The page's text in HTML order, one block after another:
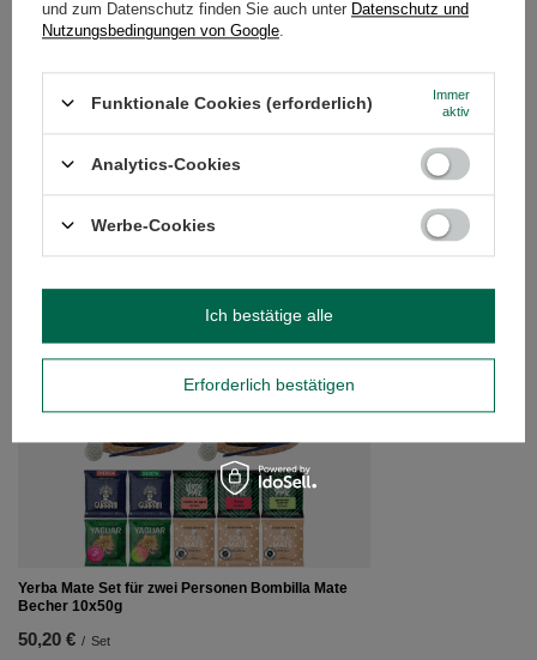
KUNDENREZENSIONEN
Brauchen Sie Hilfe? Haben Sie Fragen?
umgehend antworten und die
Stelle eine Frage
EMPFOHLENE PRODUKTE
Yerba Mate Set für zwei Personen Bombilla Mate
Becher 10x50g
50,20 € / Set
Yerba Verde Mate
und zum Datenschutz finden Sie auch unter Datenschutz und
Nutzungsbedingungen von Google
Funktionale Cookies (erforderlich)
Immer
aktiv
Analytics-Cookies
Werbe-Cookies
Erforderlich bestätigen
Ich bestätige alle